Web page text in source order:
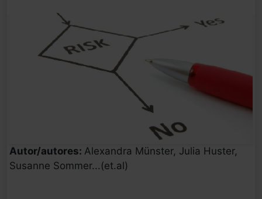
Autor/autores: Alexandra Münster, Julia Huster,
Susanne Sommer...(et.al)